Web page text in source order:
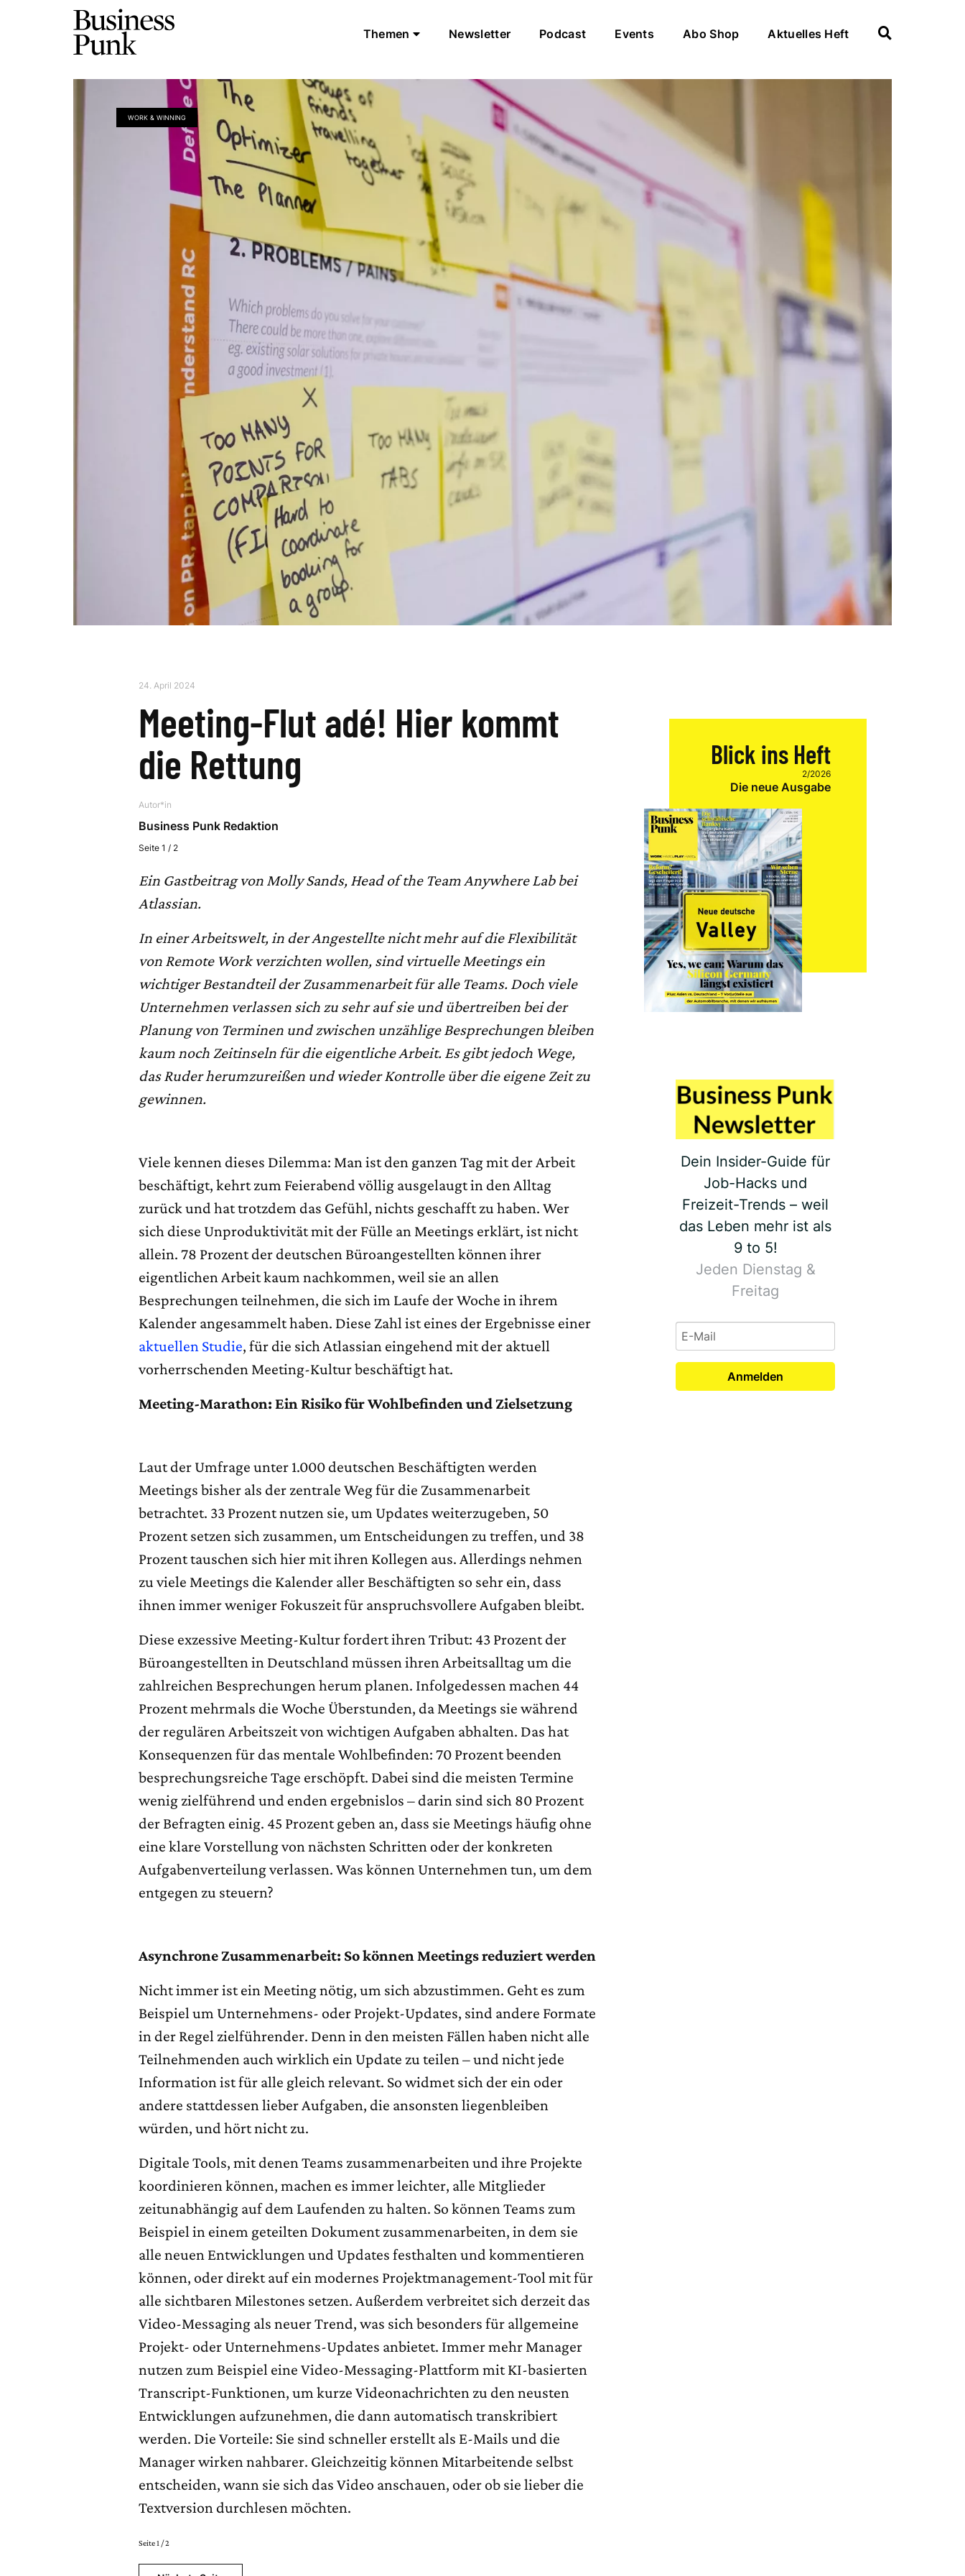
Themen Newsletter Podcast Events Abo Shop Aktuelles Heft
WORK & WINNING
24. April 2024
Meeting-Flut adé! Hier kommt
die Rettung
Autor*in
Business Punk Redaktion
Seite 1 / 2
Ein Gastbeitrag von Molly Sands, Head of the Team Anywhere Lab bei
Atlassian.
In einer Arbeitswelt, in der Angestellte nicht mehr auf die Flexibilität
von Remote Work verzichten wollen, sind virtuelle Meetings ein
wichtiger Bestandteil der Zusammenarbeit für alle Teams. Doch viele
Unternehmen verlassen sich zu sehr auf sie und übertreiben bei der
Planung von Terminen und zwischen unzählige Besprechungen bleiben
kaum noch Zeitinseln für die eigentliche Arbeit. Es gibt jedoch Wege,
das Ruder herumzureißen und wieder Kontrolle über die eigene Zeit zu
gewinnen.
Viele kennen dieses Dilemma: Man ist den ganzen Tag mit der Arbeit
beschäftigt, kehrt zum Feierabend völlig ausgelaugt in den Alltag
zurück und hat trotzdem das Gefühl, nichts geschafft zu haben. Wer
sich diese Unproduktivität mit der Fülle an Meetings erklärt, ist nicht
allein. 78 Prozent der deutschen Büroangestellten können ihrer
eigentlichen Arbeit kaum nachkommen, weil sie an allen
Besprechungen teilnehmen, die sich im Laufe der Woche in ihrem
Kalender angesammelt haben. Diese Zahl ist eines der Ergebnisse einer
aktuellen Studie, für die sich Atlassian eingehend mit der aktuell
vorherrschenden Meeting-Kultur beschäftigt hat.
Meeting-Marathon: Ein Risiko für Wohlbefinden und Zielsetzung
Laut der Umfrage unter 1.000 deutschen Beschäftigten werden
Meetings bisher als der zentrale Weg für die Zusammenarbeit
betrachtet. 33 Prozent nutzen sie, um Updates weiterzugeben, 50
Prozent setzen sich zusammen, um Entscheidungen zu treffen, und 38
Prozent tauschen sich hier mit ihren Kollegen aus. Allerdings nehmen
zu viele Meetings die Kalender aller Beschäftigten so sehr ein, dass
ihnen immer weniger Fokuszeit für anspruchsvollere Aufgaben bleibt.
Diese exzessive Meeting-Kultur fordert ihren Tribut: 43 Prozent der
Büroangestellten in Deutschland müssen ihren Arbeitsalltag um die
zahlreichen Besprechungen herum planen. Infolgedessen machen 44
Prozent mehrmals die Woche Überstunden, da Meetings sie während
der regulären Arbeitszeit von wichtigen Aufgaben abhalten. Das hat
Konsequenzen für das mentale Wohlbefinden: 70 Prozent beenden
besprechungsreiche Tage erschöpft. Dabei sind die meisten Termine
wenig zielführend und enden ergebnislos – darin sind sich 80 Prozent
der Befragten einig. 45 Prozent geben an, dass sie Meetings häufig ohne
eine klare Vorstellung von nächsten Schritten oder der konkreten
Aufgabenverteilung verlassen. Was können Unternehmen tun, um dem
entgegen zu steuern?
Asynchrone Zusammenarbeit: So können Meetings reduziert werden
Nicht immer ist ein Meeting nötig, um sich abzustimmen. Geht es zum
Beispiel um Unternehmens- oder Projekt-Updates, sind andere Formate
in der Regel zielführender. Denn in den meisten Fällen haben nicht alle
Teilnehmenden auch wirklich ein Update zu teilen – und nicht jede
Information ist für alle gleich relevant. So widmet sich der ein oder
andere stattdessen lieber Aufgaben, die ansonsten liegenbleiben
würden, und hört nicht zu.
Digitale Tools, mit denen Teams zusammenarbeiten und ihre Projekte
koordinieren können, machen es immer leichter, alle Mitglieder
zeitunabhängig auf dem Laufenden zu halten. So können Teams zum
Beispiel in einem geteilten Dokument zusammenarbeiten, in dem sie
alle neuen Entwicklungen und Updates festhalten und kommentieren
können, oder direkt auf ein modernes Projektmanagement-Tool mit für
alle sichtbaren Milestones setzen. Außerdem verbreitet sich derzeit das
Video-Messaging als neuer Trend, was sich besonders für allgemeine
Projekt- oder Unternehmens-Updates anbietet. Immer mehr Manager
nutzen zum Beispiel eine Video-Messaging-Plattform mit KI-basierten
Transcript-Funktionen, um kurze Videonachrichten zu den neusten
Entwicklungen aufzunehmen, die dann automatisch transkribiert
werden. Die Vorteile: Sie sind schneller erstellt als E-Mails und die
Manager wirken nahbarer. Gleichzeitig können Mitarbeitende selbst
entscheiden, wann sie sich das Video anschauen, oder ob sie lieber die
Textversion durchlesen möchten.
Seite 1 / 2
Blick ins Heft
2/2026
Die neue Ausgabe
Dein Insider-Guide für
Job-Hacks und
Freizeit-Trends – weil
das Leben mehr ist als
9 to 5!
Jeden Dienstag &
Freitag
Anmelden